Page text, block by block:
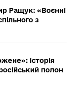
Ращук: «Воєнні
з
історія
полон